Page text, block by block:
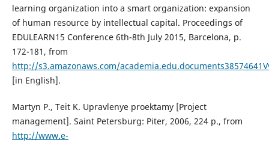
learning organization into a smart organization: expansion
of human resource by intellectual capital. Proceedings of
EDULEARN15 Conference 6th-8th July 2015, Barcelona, p.
172-181, from
http://s3.amazonaws.com/
[in English].
Martyn P., Teit K. Upravlenye proektamy [Project
management]. Saint Petersburg: Piter, 2006, 224 p., from
http://www.e-